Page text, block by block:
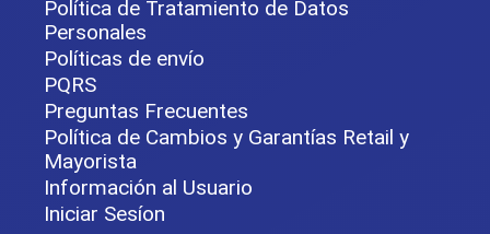
Política de Tratamiento de Datos
Personales
Políticas de envío
PQRS
Preguntas Frecuentes
Política de Cambios y Garantías Retail y
Mayorista
Información al Usuario
Iniciar Sesíon